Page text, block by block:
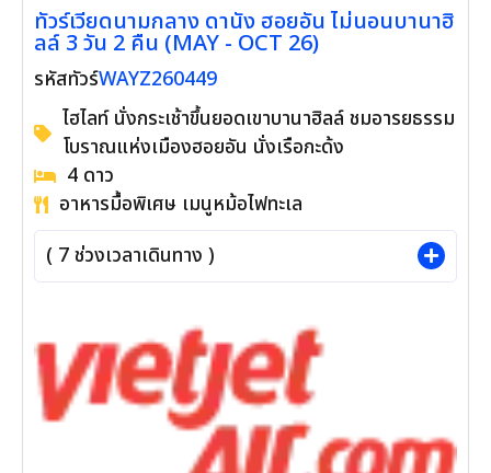
ทัวร์เวียดนามกลาง ดานัง ฮอยอัน ไม่นอนบานาฮิ
ลล์ 3 วัน 2 คืน (MAY - OCT 26)
รหัสทัวร์WAYZ260449
ไฮไลท์ นั่งกระเช้าขึ้นยอดเขาบานาฮิลล์ ชมอารยธรรม
โบราณแห่งเมืองฮอยอัน นั่งเรือกะด้ง
4 ดาว
อาหารมื้อพิเศษ เมนูหม้อไฟทะเล
( 7ช่วงเวลาเดินทาง )